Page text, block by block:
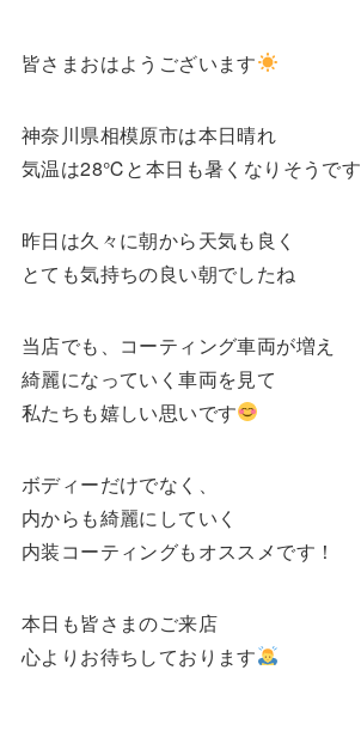
皆さまおはようございます
神奈川県相模原市は本日晴れ
気温は28℃と本日も暑くなりそうです
昨日は久々に朝から天気も良く
とても気持ちの良い朝でしたね
当店でも、コーティング車両が増え
綺麗になっていく車両を見て
私たちも嬉しい思いです
ボディーだけでなく、
内からも綺麗にしていく
内装コーティングもオススメです！
本日も皆さまのご来店
心よりお待ちしております